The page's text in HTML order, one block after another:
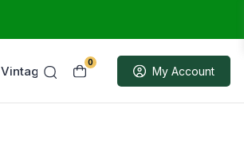
0
My Account
Vintage Sample